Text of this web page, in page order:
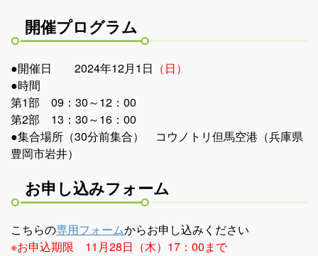
求人情報
定住促進
開催プログラム
●開催日 2024年12月1日 （日）
●時間
第1部 09：30～12：00
第2部 13：30～16：00
●集合場所（30分前集合） コウノトリ但馬空港（兵庫県
豊岡市岩井）
お申し込みフォーム
こちらの専用フォームからお申し込みください
※お申込期限 11月28日（木）17：00まで